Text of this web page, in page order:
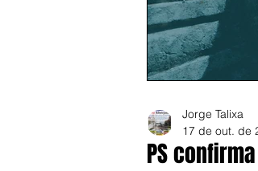
PS
Jorge Talixa
17 de out. de